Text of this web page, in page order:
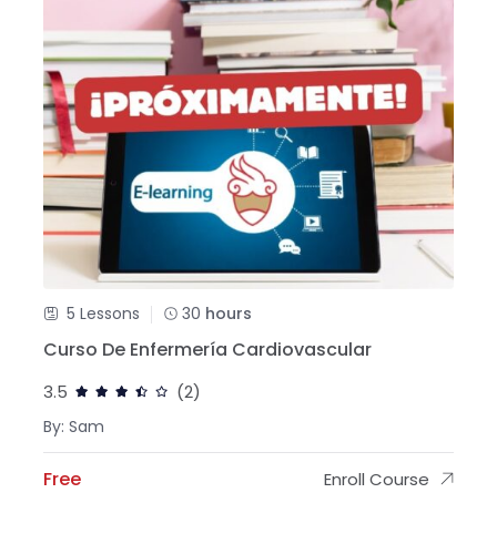
5 Lessons 30 hours
Curso De Enfermería Cardiovascular
3.5 (2)
By: Sam
Free Enroll Course